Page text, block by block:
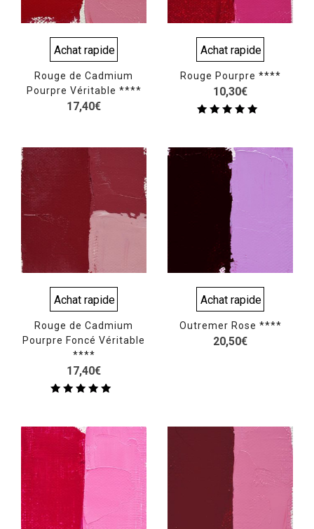
Achat rapide
Rouge de Cadmium
Pourpre Véritable ****
17,40€
Achat rapide
Rouge Pourpre ****
10,30€
Achat rapide
Rouge de Cadmium
Pourpre Foncé Véritable
****
17,40€
Achat rapide
Outremer Rose ****
20,50€